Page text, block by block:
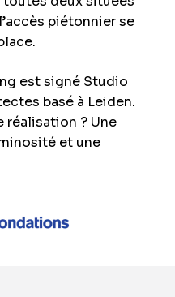
piétonnier se
est signé Studio
basé à Leiden.
? Une
et une